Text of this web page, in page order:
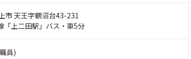
市 天王字鶴沼台43-231
「上二田駅」バス・車5分
員)